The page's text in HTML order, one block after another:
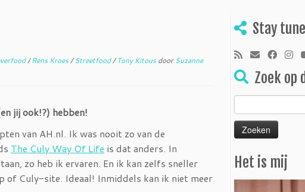
/Rens Kroes/Streetfood/Tony KitousdoorSuzanne
jij ook!?) hebben!
van AH.nl. Ik was nooit zo van de
The Culy Way Of Life is dat anders. In
zo heb ik ervaren. En ik kan zelfs sneller
of Culy-site. Ideaal! Inmiddels kan ik niet meer
Stay
Zoek op
Zoeken
naar:
Het is mij